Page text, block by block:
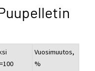
Vuosimuutos,
%